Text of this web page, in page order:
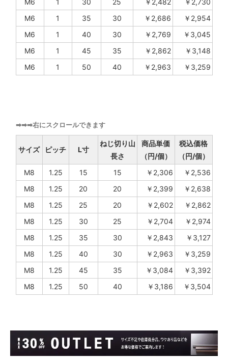
M6
1 35 30 ￥2,686
￥2,954
M6
1 40 30 ￥2,769
￥3,045
M6
1 45 35 ￥2,862
￥3,148
M6
1 50 40 ￥2,963 ￥3,259
➡➡➡右にスクロールできます
サイズ ピッチ L寸
ねじ切り山
長さ
商品単価
（円/個）
税込価格
（円/個）
M8
1.25 15 15 ￥2,306
￥2,536
M8
1.25 20 20 ￥2,399
￥2,638
M8
1.25 25 20 ￥2,602
￥2,862
M8
1.25 30 25 ￥2,704
￥2,974
M8
1.25 35 30 ￥2,843
￥3,127
M8
1.25 40 30 ￥2,963
￥3,259
M8
1.25 45 35 ￥3,084
￥3,392
M8
1.25 50 40 ￥3,186 ￥3,504